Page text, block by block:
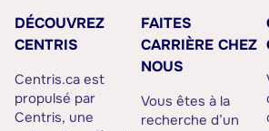
DÉCOUVREZ
CENTRIS
Centris.ca est
propulsé par
Centris, une
FAITES
CARRIÈRE CHEZ
NOUS
Vous êtes à la
recherche d’un